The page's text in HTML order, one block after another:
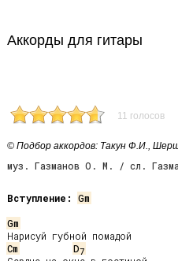
Аккорды для гитары
11 голосов
© Подбор аккордов: Такун Ф.И.,
муз. Газманов О. М. / сл.
Вступление:
Gm
Gm
Cm
D7